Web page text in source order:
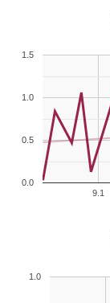
9.1
0.0
0.5
1.0
1.5
1.0